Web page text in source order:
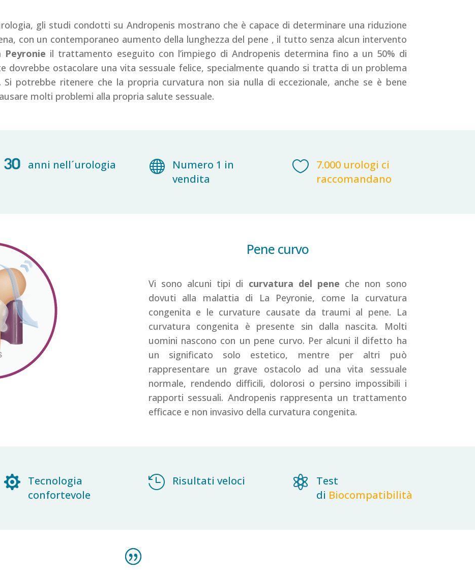
gli studi condotti su Andropenis mostrano che è capace di determinare una riduzione
con un contemporaneo aumento della lunghezza del pene , il tutto senza alcun intervento
il trattamento eseguito con l’impiego di Andropenis determina fino a un 50% di
dovrebbe ostacolare una vita sessuale felice, specialmente quando si tratta di un problema
potrebbe ritenere che la propria curvatura non sia nulla di eccezionale, anche se è bene
molti problemi alla propria salute sessuale.
anni nell´urologia 
Numero 1 in
vendita
 7.000 urologi ci
raccomandano
Pene curvo
Vi sono alcuni tipi di curvatura del pene che non sono
dovuti alla malattia di La Peyronie, come la curvatura
congenita e le curvature causate da traumi al pene. La
curvatura congenita è presente sin dalla nascita. Molti
uomini nascono con un pene curvo. Per alcuni il difetto ha
un significato solo estetico, mentre per altri può
rappresentare un grave ostacolo ad una vita sessuale
normale, rendendo difficili, dolorosi o persino impossibili i
rapporti sessuali. Andropenis rappresenta un trattamento
efficace e non invasivo della curvatura congenita.
 Tecnologia
confortevole
 Risultati veloci 
Test
di Biocompatibilità